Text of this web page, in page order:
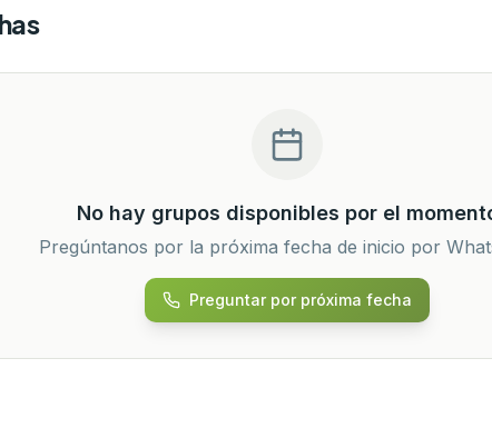
No hay grupos disponibles por el
Pregúntanos por la próxima fecha de inicio por
Preguntar por próxima fecha